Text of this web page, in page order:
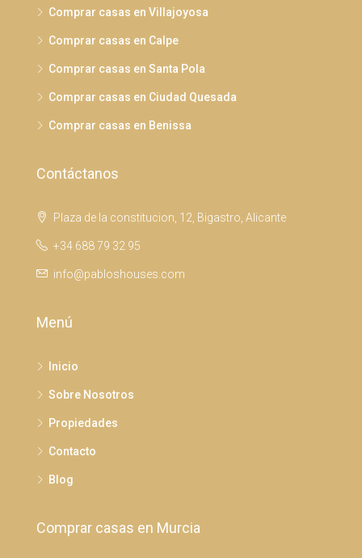
Comprar casas en Villajoyosa
Comprar casas en Calpe
Comprar casas en Santa Pola
Comprar casas en Ciudad Quesada
Comprar casas en Benissa
Contáctanos
Plaza de la constitucion, 12, Bigastro, Alicante
+34 688 79 32 95
info@pabloshouses.com
Menú
Inicio
Sobre Nosotros
Propiedades
Contacto
Blog
Comprar casas en Murcia